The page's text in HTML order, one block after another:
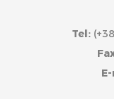
Tel: